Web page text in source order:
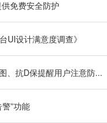
免费安全防护
UI设计满意度调查》
、抗D保提醒用户注意防...
”功能